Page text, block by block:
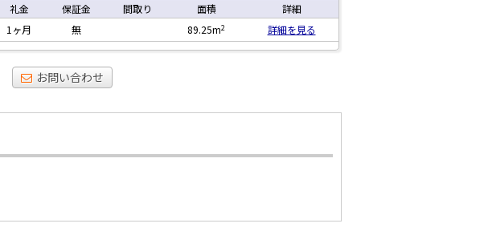
礼金 保証金 間取り 面積
詳細
1ヶ月 無 89.25m2 詳細を見る
お問い合わせ